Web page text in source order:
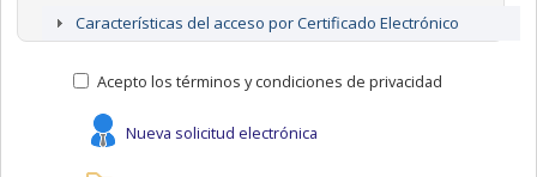
Características del acceso por Certificado Electrónico
Acepto los términos y condiciones de privacidad
Nueva solicitud electrónica